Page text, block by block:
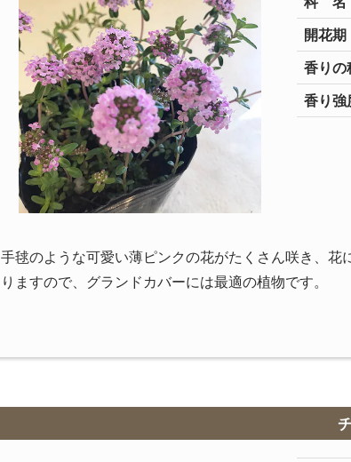
開花期
香りの
香り強
手毬のような可愛い薄ピンクの花がたくさん咲き、
りますので、グランドカバーには最適の植物です。